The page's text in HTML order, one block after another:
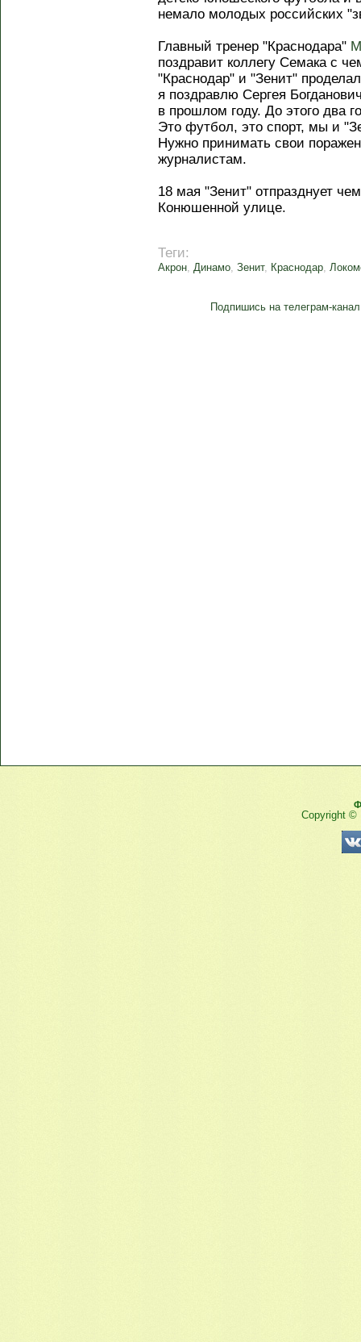
немало молодых российских
Главный тренер "Краснодара"
поздравит коллегу Семака с
"Краснодар" и "Зенит"
я поздравлю Сергея
в прошлом году. До этого два
Это футбол, это спорт, мы и
Нужно принимать свои
журналистам.
18 мая "Зенит" отпразднует
Конюшенной улице.
Теги:
Акрон, Динамо, Зенит, Краснодар,
Подпишись на телеграм-
Copyright ©